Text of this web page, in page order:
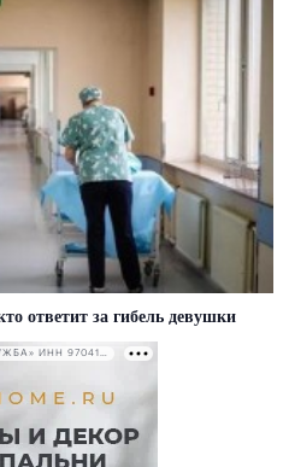
ответит за гибель девушки
РЕКЛАМА • ООО «ДРУЖБА» ИНН 9704146411